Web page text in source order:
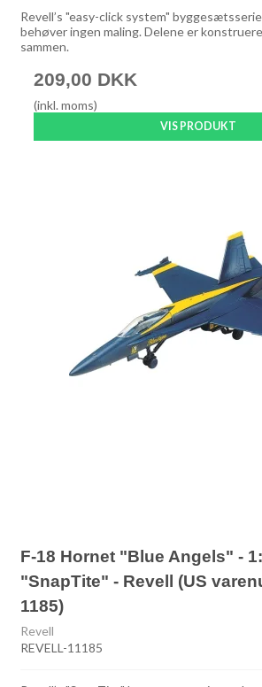
Revell’s "easy-click system"
behøver ingen maling. Delene er
sammen.
209,00 DKK
(inkl. moms)
VIS PRODUKT
F-18 Hornet "Blue Angels" -
"SnapTite" - Revell (US
1185)
Revell
REVELL-11185